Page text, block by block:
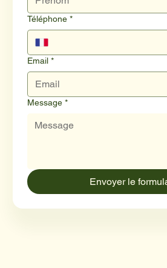
Téléphone *
Email *
Message *
Envoyer le